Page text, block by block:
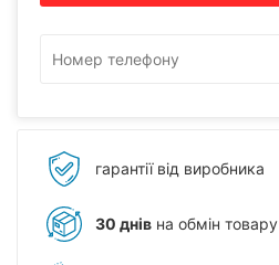
гарантії від виробника
30 днів на обмін товару